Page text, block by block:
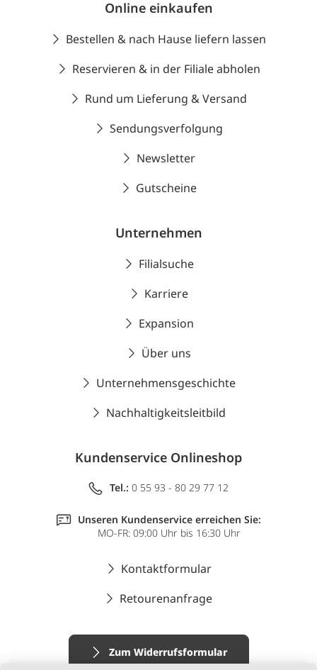
Online einkaufen
Bestellen & nach Hause liefern lassen
Reservieren & in der Filiale abholen
Rund um Lieferung & Versand
Sendungsverfolgung
Newsletter
Gutscheine
Unternehmen
Filialsuche
Karriere
Expansion
Über uns
Unternehmensgeschichte
Nachhaltigkeitsleitbild
Kundenservice Onlineshop
Tel.: 0 55 93 - 80 29 77 12
Unseren Kundenservice erreichen Sie:
MO-FR: 09:00 Uhr bis 16:30 Uhr
Kontaktformular
Retourenanfrage
Zum Widerrufsformular